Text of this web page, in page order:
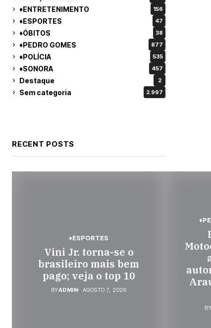
♦ENTRETENIMENTO 156
♦ESPORTES 47
♦ÓBITOS 38
♦PEDRO GOMES 877
♦POLÍCIA 535
♦SONORA 457
Destaque 2
Sem categoria 2.997
RECENT POSTS
♦ESPORTES
Vini Jr. torna-se o
brasileiro mais bem
pago; veja o top 10
BYADMIN AGOSTO 7, 2026